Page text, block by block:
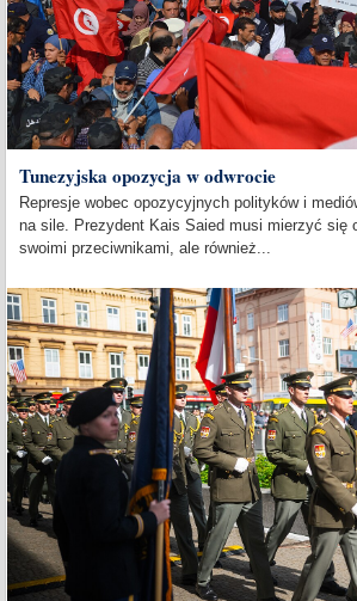
Tunezyjska opozycja w odwrocie
Represje wobec opozycyjnych polityków i
na sile. Prezydent Kais Saied musi mierzyć się
swoimi przeciwnikami, ale również...